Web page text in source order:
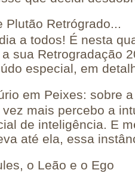
Plutão Retrógrado...
a todos! É nesta
sua Retrogradação
especial, em
em Peixes: sobre
vez mais percebo a
de inteligência. E
até ela, essa
o Leão e o Ego